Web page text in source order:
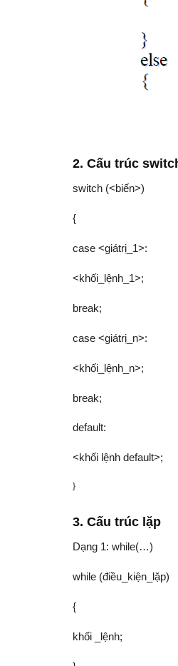
2. Cấu trúc
switch (<biến>)
{
case <giátrị_1>:
<khối_lệnh_1>;
break;
case <giátrị_n>:
<khối_lệnh_n>;
break;
default:
<khối lệnh default>;
}
3. Cấu trúc lặp
Dạng 1: while(…)
while (điều_kiện_lặp)
{
khối _lệnh;